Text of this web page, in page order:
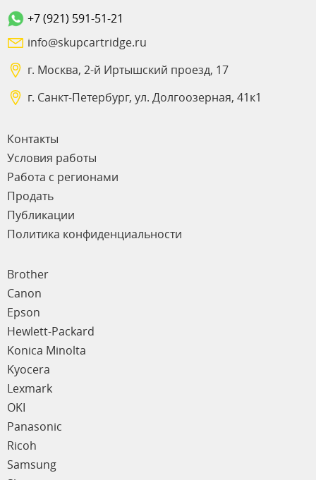
+7 (921) 591-51-21
info@skupcartridge.ru
г. Москва, 2-й Иртышский проезд, 17
г. Санкт-Петербург, ул. Долгоозерная, 41к1
Контакты
Условия работы
Работа с регионами
Продать
Публикации
Политика конфиденциальности
Brother
Canon
Epson
Hewlett-Packard
Konica Minolta
Kyocera
Lexmark
OKI
Panasonic
Ricoh
Samsung